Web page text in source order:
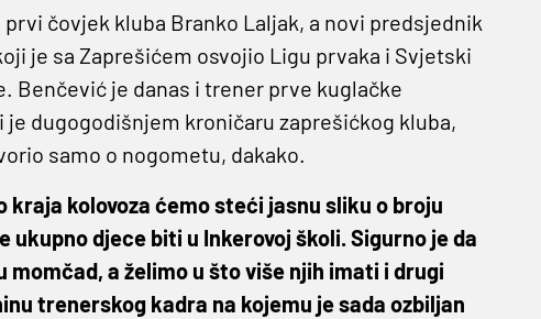
čovjek kluba Branko Laljak, a novi predsjednik
je sa Zaprešićem osvojio Ligu prvaka i Svjetski
Benčević je danas i trener prve kuglačke
dugogodišnjem kroničaru zaprešićkog kluba,
samo o nogometu, dakako.
kraja kolovoza ćemo steći jasnu sliku o broju
djece biti u Inkerovoj školi. Sigurno je da
a želimo u što više njih imati i drugi
trenerskog kadra na kojemu je sada ozbiljan